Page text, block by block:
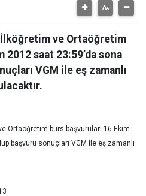
İlköğretim ve Ortaöğretim
2012 saat 23:59’da sona
VGM ile eş zamanlı
Ortaöğretim burs başvuruları 16 Ekim
başvuru sonuçları VGM ile eş zamanlı